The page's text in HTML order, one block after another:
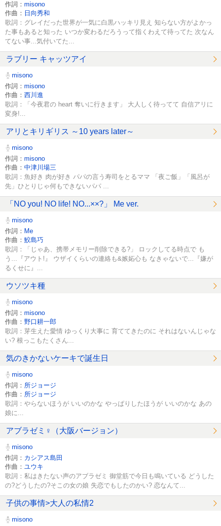
作詞： misono
作曲： 日向秀和
歌詞：グレイだった世界が一気に白黒ハッキリ見え 知らない方がよかっ
た事もあると知った いつか変わるだろうって指くわえて待ってた 次なん
てない事...気付いてた...
ラブリー キャッツアイ
misono
作詞： misono
作曲： 西川進
歌詞：「今夜君の heart 奪いに行きます」 大人しく待ってて 自信アリに
変身!...
アリとキリギリス ～10 years later～
misono
作詞： misono
作曲： 中津川場三
歌詞：魚好き 肉が好き パパの言う寿司をとるママ 「夜ご飯」「風呂が
先」ひとりじゃ何もできないパパ ...
「NO you! NO life! NO...××?」 Me ver.
misono
作詞： Me
作曲： 鮫島巧
歌詞：「じゃあ、携帯メモリー削除できる?」 ロックしてる時点で も
う...『アウト!』 ウザイくらいの連絡も&嫉妬心も なきゃないで...『嫌が
るくせに』...
ウソツキ種
misono
作詞： misono
作曲： 野口耕一郎
歌詞：芽生えた愛情 ゆっくり大事に 育ててきたのに それはないんじゃな
い? 根っこもたくさん...
気のきかないケーキで誕生日
misono
作詞： 所ジョージ
作曲： 所ジョージ
歌詞：やらないほうが いいのかな やっぱりしたほうが いいのかな あの
娘に...
アブラゼミ♀（大阪バージョン）
misono
作詞： カシアス島田
作曲： ユウキ
歌詞：私はきたない声のアブラゼミ 御堂筋で今日も鳴いている どうした
の?どうしたの?そこの女の娘 失恋でもしたのかい? 恋なんて...
子供の事情>大人の私情2
misono